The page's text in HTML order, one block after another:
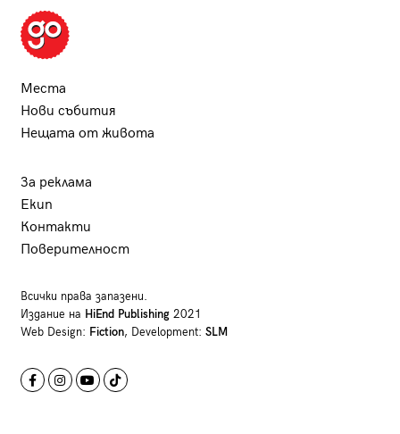
Места
Нови събития
Нещата от живота
За реклама
Екип
Контакти
Поверителност
Всички права запазени.
Издание на HiEnd Publishing2021
Web Design: Fiction, Development: SLM